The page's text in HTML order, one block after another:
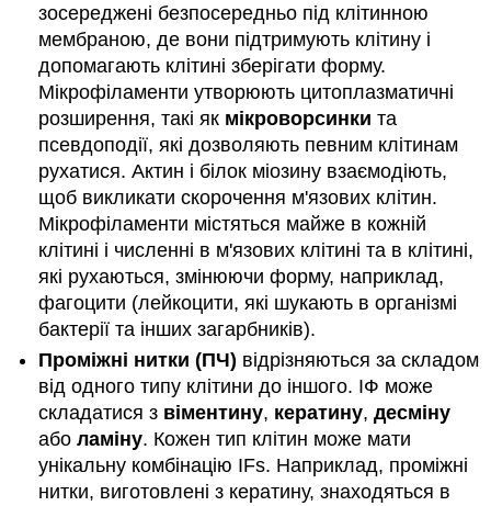
зосереджені безпосередньо під клітинною
мембраною, де вони підтримують клітину і
допомагають клітині зберігати форму.
Мікрофіламенти утворюють цитоплазматичні
розширення, такі як мікроворсинки та
псевдоподії, які дозволяють певним клітинам
рухатися. Актин і білок міозину взаємодіють,
щоб викликати скорочення м'язових клітин.
Мікрофіламенти містяться майже в кожній
клітині і численні в м'язових клітині та в клітині,
які рухаються, змінюючи форму, наприклад,
фагоцити (лейкоцити, які шукають в організмі
бактерії та інших загарбників).
Проміжні нитки (ПЧ) відрізняються за складом
від одного типу клітини до іншого. ІФ може
складатися з віментину, кератину,десміну
аболаміну. Кожен тип клітин може мати
унікальну комбінацію IFs. Наприклад, проміжні
нитки, виготовлені з кератину, знаходяться в